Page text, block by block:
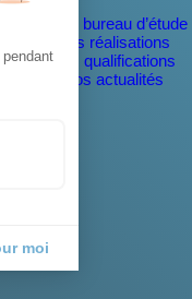
Notre bureau d’étude
Nos réalisations
Nos qualifications
Nos actualités